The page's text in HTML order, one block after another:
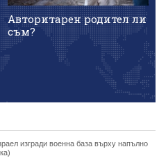
Авторитарен родител ли
съм?
изгради военна база върху напълно